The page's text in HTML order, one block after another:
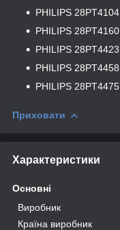
PHILIPS 28PT4104
PHILIPS 28PT4160
PHILIPS 28PT4423
PHILIPS 28PT4458
PHILIPS 28PT4475
Приховати
Характеристики
Основні
Виробник
Країна виробник